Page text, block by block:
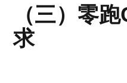
（三）零
求